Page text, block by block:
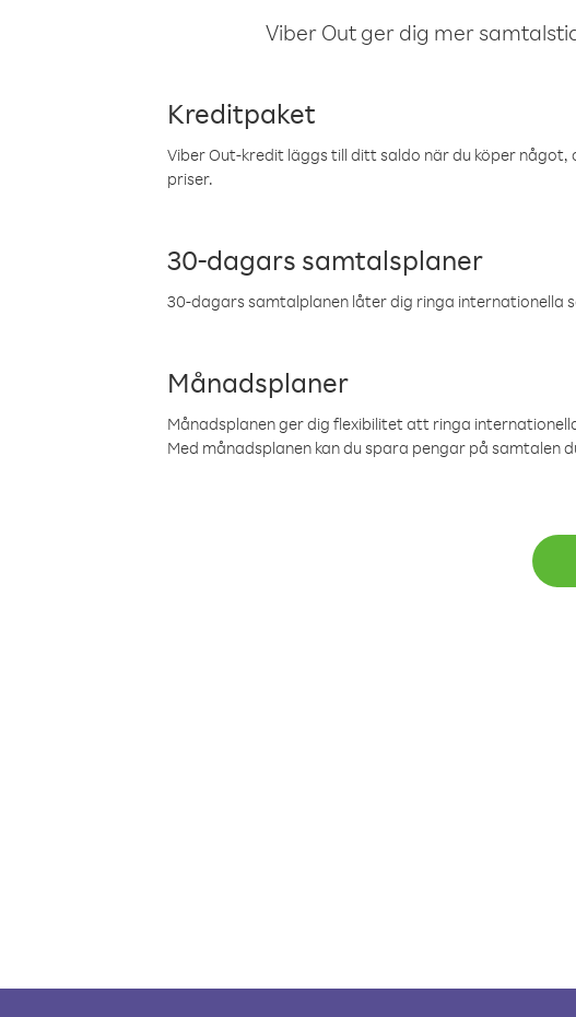
Viber Out ger dig mer
Kreditpaket
Viber Out-kredit läggs till ditt saldo när du köper något,
priser.
30-dagars samtalsplaner
30-dagars samtalplanen låter dig ringa internationella
Månadsplaner
Månadsplanen ger dig flexibilitet att ringa
Med månadsplanen kan du spara pengar på samtalen